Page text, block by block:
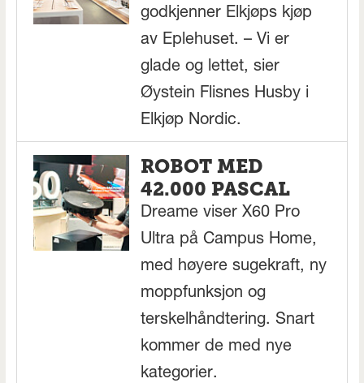
godkjenner Elkjøps kjøp
av Eplehuset. – Vi er
glade og lettet, sier
Øystein Flisnes Husby i
Elkjøp Nordic.
ROBOT MED
42.000 PASCAL
Dreame viser X60 Pro
Ultra på Campus Home,
med høyere sugekraft, ny
moppfunksjon og
terskelhåndtering. Snart
kommer de med nye
kategorier.